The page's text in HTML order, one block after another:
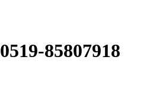
0519-85807918